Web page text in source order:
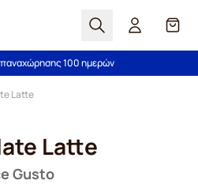
Αναζήτηση
άνω των 49,00€
100 ημερών
Latte
Latte
Gusto